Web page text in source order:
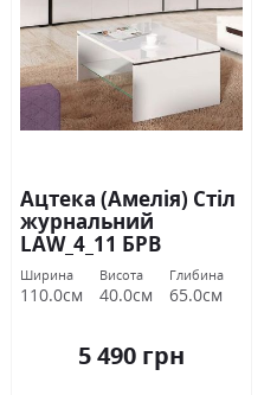
Ацтека (Амелія) Стіл
журнальний
LAW_4_11 БРВ
Україна
Ширина
110.0см
Висота
40.0см
Глибина
65.0см
5 490 грн